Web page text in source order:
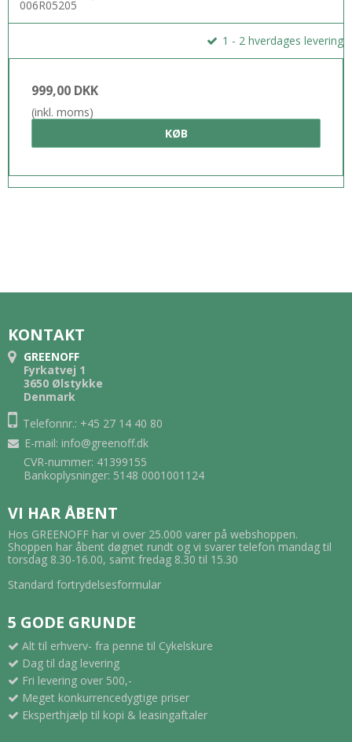
006R05205
1 - 2 hverdages levering
999,00 DKK
(inkl. moms)
KØB
KONTAKT
GREENOFF
Fyrkatvej 1
3650 Ølstykke
Denmark
Telefonnr.: +45 27 14 40 80
E-mail: info@greenoff.dk
CVR-nummer: 41399155
Bankoplysninger: 5148 0001001124
VI HAR ÅBENT
Hos GREENOFF har vi over 25.000 varer på webshoppen.
Shoppen har åbent døgnet rundt og vi svarer telefon mandag til
torsdag 8.30-16.00, samt fredag 8.30 til 15.30
Standard fortrydelsesformular
5 GODE GRUNDE
Alt til erhverv- fra penne til Cykelskure
Dag til dag levering
Fri levering over 500,-
Meget konkurrencedygtige priser
Eksperthjælp til kopi & leasingaftaler